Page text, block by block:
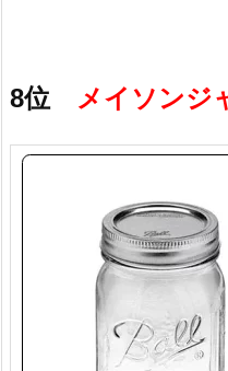
8位 メイソンジ